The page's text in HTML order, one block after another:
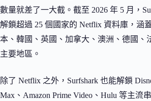
數量就差了一大截。截至 2026 年 5 月，
解鎖超過 25 個國家的 Netflix 資料庫，涵
本、韓國、英國、加拿大、澳洲、德國、
主要地區。
除了 Netflix 之外，Surfshark 也能解鎖
Max、Amazon Prime Video、Hulu 等主流